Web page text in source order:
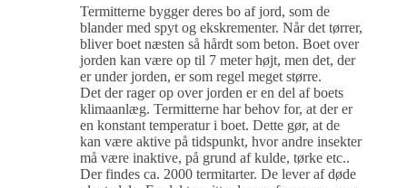
Termitterne bygger deres bo af jord, som de
blander med spyt og ekskrementer. Når det tørrer,
bliver boet næsten så hårdt som beton. Boet over
jorden kan være op til 7 meter højt, men det, der
er under jorden, er som regel meget større.
Det der rager op over jorden er en del af boets
klimaanlæg. Termitterne har behov for, at der er
en konstant temperatur i boet. Dette gør, at de
kan være aktive på tidspunkt, hvor andre insekter
må være inaktive, på grund af kulde, tørke etc..
Der findes ca. 2000 termitarter. De lever af døde